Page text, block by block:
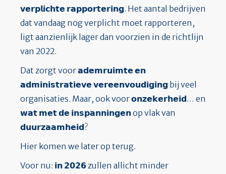
𝘃𝗲𝗿𝗽𝗹𝗶𝗰𝗵𝘁𝗲 𝗿𝗮𝗽𝗽𝗼𝗿𝘁𝗲𝗿𝗶𝗻𝗴. Het aantal bedrijven
dat vandaag nog verplicht moet rapporteren,
ligt aanzienlijk lager dan voorzien in de richtlijn
van 2022.
Dat zorgt voor 𝗮𝗱𝗲𝗺𝗿𝘂𝗶𝗺𝘁𝗲 𝗲𝗻
𝗮𝗱𝗺𝗶𝗻𝗶𝘀𝘁𝗿𝗮𝘁𝗶𝗲𝘃𝗲 𝘃𝗲𝗿𝗲𝗲𝗻𝘃𝗼𝘂𝗱𝗶𝗴𝗶𝗻𝗴 bij veel
organisaties. Maar, ook voor 𝗼𝗻𝘇𝗲𝗸𝗲𝗿𝗵𝗲𝗶𝗱… en
𝘄𝗮𝘁 𝗺𝗲𝘁 𝗱𝗲 𝗶𝗻𝘀𝗽𝗮𝗻𝗻𝗶𝗻𝗴𝗲𝗻 op vlak van
𝗱𝘂𝘂𝗿𝘇𝗮𝗮𝗺𝗵𝗲𝗶𝗱?
Hier komen we later op terug.
Voor nu: 𝗶𝗻 𝟮𝟬𝟮𝟲 zullen allicht minder